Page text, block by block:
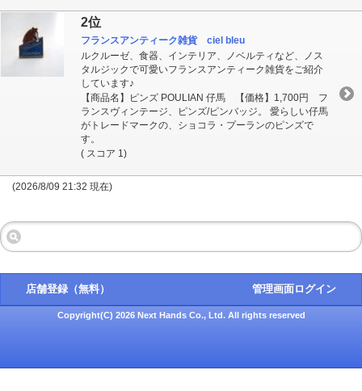
2位
フランスアンティーク雑貨 ciel bleu
ルクルーゼ、食器、インテリア、ノベルティなど、ノス
タルジックで可愛いフランスアンティーク雑貨をご紹介
しています♪
【商品名】ピンズ POULIAN 仔馬 【価格】1,700円 フ
ランスヴィンテージ、ピンズ/ピンバッジ。 愛らしい仔馬
がトレードマークの、ショコラ・プーランのピンズで
す。
( スコア 1)
(2026/8/09 21:32 現在)
店舗登録（無料） 管理画面ログイン
Copyright(C) 2026 Next Hands Co., Ltd. All rights reserved